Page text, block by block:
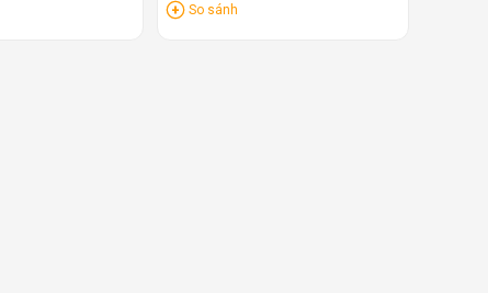
So sánh